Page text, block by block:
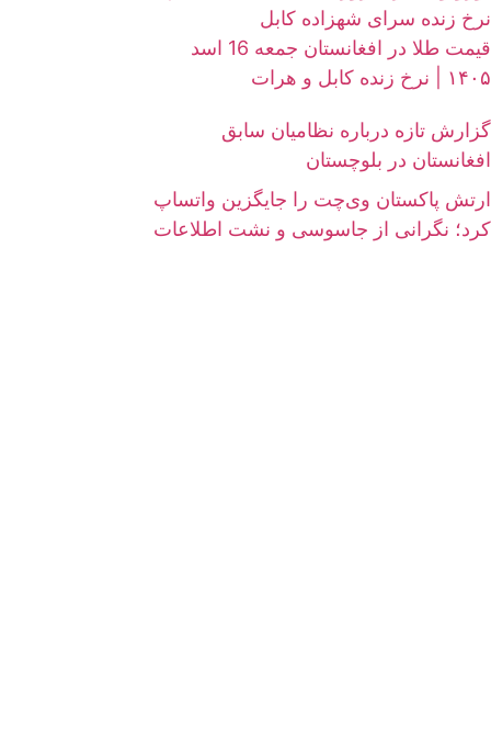
نرخ زنده سرای شهزاده کابل
قیمت طلا در افغانستان جمعه 16 اسد
۱۴۰۵ | نرخ زنده کابل و هرات
گزارش تازه درباره نظامیان سابق
افغانستان در بلوچستان
ارتش پاکستان وی‌چت را جایگزین واتساپ
کرد؛ نگرانی از جاسوسی و نشت اطلاعات